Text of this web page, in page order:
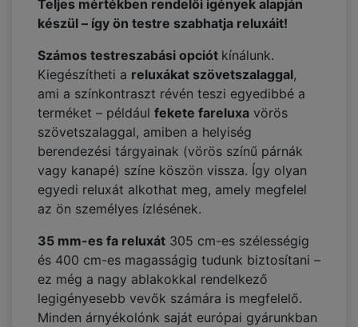
Teljes mértékben rendelői igények alapján
készül – így ön testre szabhatja reluxáit!
Számos testreszabási opciót kínálunk.
Kiegészítheti a reluxákat szövetszalaggal,
ami a színkontraszt révén teszi egyedibbé a
terméket – például fekete fareluxa vörös
szövetszalaggal, amiben a helyiség
berendezési tárgyainak (vörös színű párnák
vagy kanapé) színe köszön vissza. Így olyan
egyedi reluxát alkothat meg, amely megfelel
az ön személyes ízlésének.
35 mm-es fa reluxát 305 cm-es szélességig
és 400 cm-es magasságig tudunk biztosítani –
ez még a nagy ablakokkal rendelkező
legigényesebb vevők számára is megfelelő.
Minden árnyékolónk saját európai gyárunkban